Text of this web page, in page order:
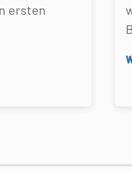
ersten